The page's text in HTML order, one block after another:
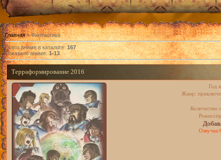
Главная»Фантастика
Всего аниме в каталоге:167
Показано аниме:1-13
Терраформирование 2016
Год
Жанр:
Количество